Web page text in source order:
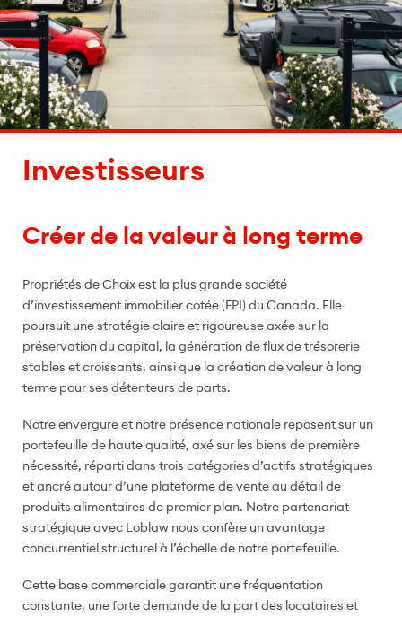
Investisseurs
Créer de la valeur à long terme
Propriétés de Choix est la plus grande société
d’investissement immobilier cotée (FPI) du Canada. Elle
poursuit une stratégie claire et rigoureuse axée sur la
préservation du capital, la génération de flux de trésorerie
stables et croissants, ainsi que la création de valeur à long
terme pour ses détenteurs de parts.
Notre envergure et notre présence nationale reposent sur un
portefeuille de haute qualité, axé sur les biens de première
nécessité, réparti dans trois catégories d’actifs stratégiques
et ancré autour d’une plateforme de vente au détail de
produits alimentaires de premier plan. Notre partenariat
stratégique avec Loblaw nous confère un avantage
concurrentiel structurel à l’échelle de notre portefeuille.
Cette base commerciale garantit une fréquentation
constante, une forte demande de la part des locataires et